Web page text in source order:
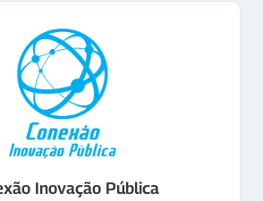
Inovação Pública